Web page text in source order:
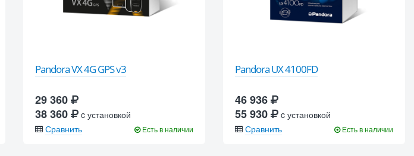
Pandora VX 4G GPS v3
29 360
38 360
c установкой
Сравнить
Есть в наличии
Pandora UX 4100FD
46 936
55 930
c установкой
Сравнить
Есть в наличии